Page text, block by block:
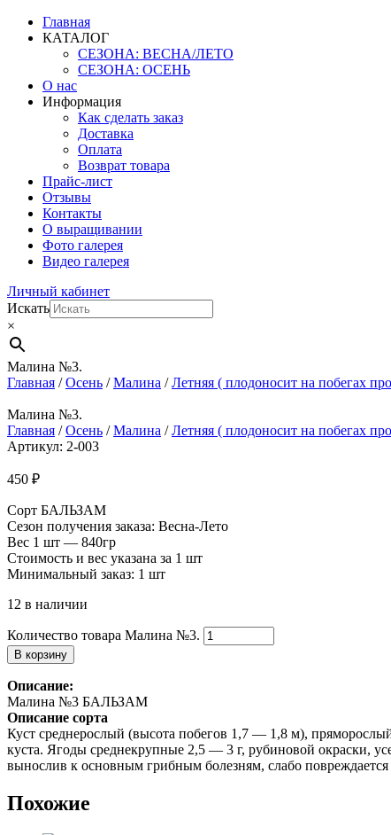
Главная
КАТАЛОГ
СЕЗОНА: ВЕСНА/ЛЕТО
СЕЗОНА: ОСЕНЬ
О нас
Информация
Как сделать заказ
Доставка
Оплата
Возврат товара
Прайс-лист
Отзывы
Контакты
О выращивании
Фото галерея
Видео галерея
Личный кабинет
Искать
×
Малина №3.
Главная /Осень /Малина /Летняя ( плодоносит на побегах
Малина №3.
Главная /Осень /Малина /Летняя ( плодоносит на побегах
Артикул: 2-003
450 ₽
Сорт БАЛЬЗАМ
Сезон получения заказа: Весна-Лето
Вес 1 шт — 840гр
Стоимость и вес указана за 1 шт
Минимальный заказ: 1 шт
12 в наличии
Количество товара Малина №3.
В корзину
Описание:
Малина №3 БАЛЬЗАМ
Описание сорта
Куст среднерослый (высота побегов 1,7 — 1,8 м),
куста. Ягоды среднекрупные 2,5 — 3 г, рубиновой окраски,
вынослив к основным грибным болезням, слабо
Похожие